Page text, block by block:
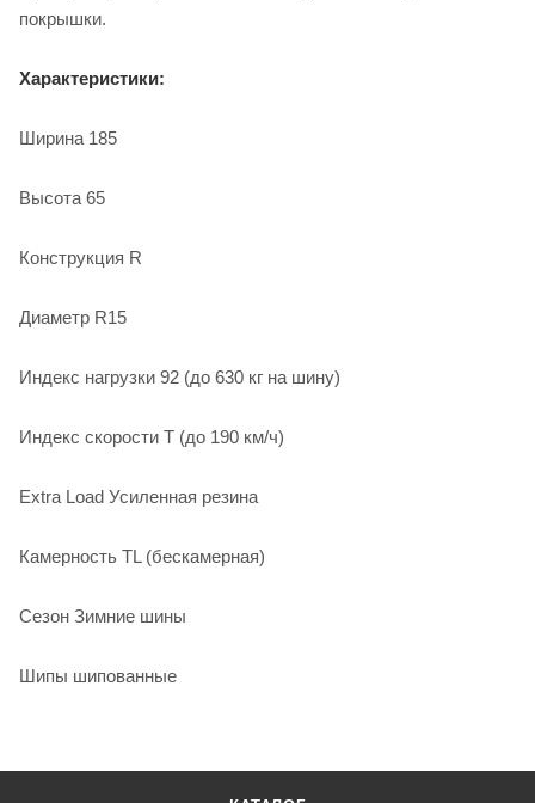
покрышки.
Характеристики:
Ширина 185
Высота 65
Конструкция R
Диаметр R15
Индекс нагрузки 92 (до 630 кг на шину)
Индекс скорости T (до 190 км/ч)
Extra Load Усиленная резина
Камерность TL (бескамерная)
Сезон Зимние шины
Шипы шипованные